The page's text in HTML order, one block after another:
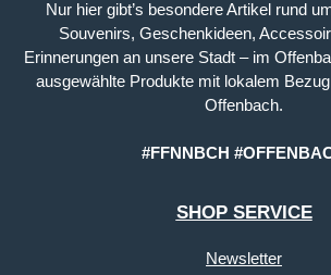
Nur hier gibt’s besondere Artikel rund
Souvenirs, Geschenkideen,
Erinnerungen an unsere Stadt – im
ausgewählte Produkte mit lokalem
Offenbach.
#FFNNBCH
SHOP SERVICE
Newsletter